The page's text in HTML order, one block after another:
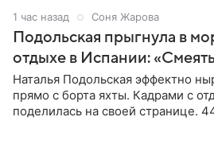
1 час назад Соня Жарова
Подольская прыгнула в
отдыхе в Испании:
Наталья Подольская эффектно
прямо с борта яхты. Кадрами с
поделилась на своей странице.